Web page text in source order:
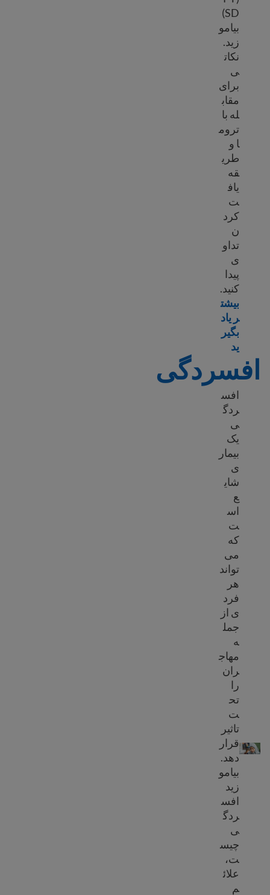
SD)
بیامو
زید.
نکات
ی
برای
مقاب
له با
تروم
ا و
طری
قه
یاف
ت
کرد
ن
تداو
ی
پیدا
کنید.
بیشت
ر یاد
بگیر
یدLearn more about Immigrant and refugee trauma
افسردگی
افسردگی
افس
ردگ
ی
یک
بیمار
ی
شای
ع
اس
ت
که
می
تواند
هر
فرد
ی از
جمل
ه
مهاج
ران
را
تح
ت
تاثیر
قرار
دهد.
بیامو
زید
افس
ردگ
ی
چیس
ت،
علائ
م